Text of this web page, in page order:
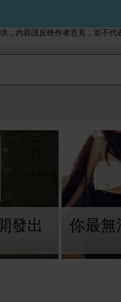
，內容謹反映作者意見，並不
發出
你最無